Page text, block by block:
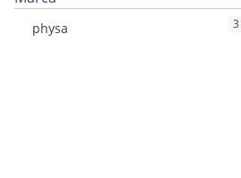
physa 3